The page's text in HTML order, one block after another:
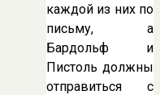
каждой из них по
письму, а
Бардольф и
Пистоль должны
отправиться с